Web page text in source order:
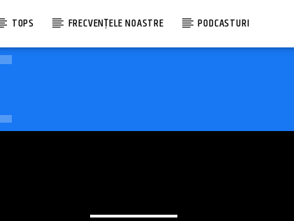
TOPS FRECVENȚELE NOASTRE PODCASTURI